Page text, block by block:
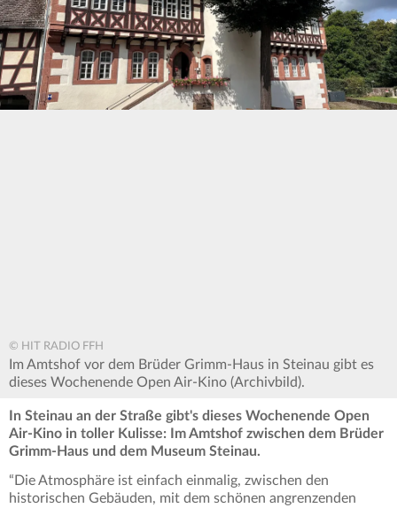
© HIT RADIO FFH
Im Amtshof vor dem Brüder Grimm-Haus in Steinau gibt es
dieses Wochenende Open Air-Kino (Archivbild).
In Steinau an der Straße gibt's dieses Wochenende Open
Air-Kino in toller Kulisse: Im Amtshof zwischen dem Brüder
Grimm-Haus und dem Museum Steinau.
“Die Atmosphäre ist einfach einmalig, zwischen den
historischen Gebäuden, mit dem schönen angrenzenden